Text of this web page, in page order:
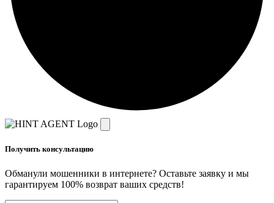
Получить консультацию
Обманули мошенники в интернете? Оставьте заявку и мы
гарантируем 100% возврат ваших средств!